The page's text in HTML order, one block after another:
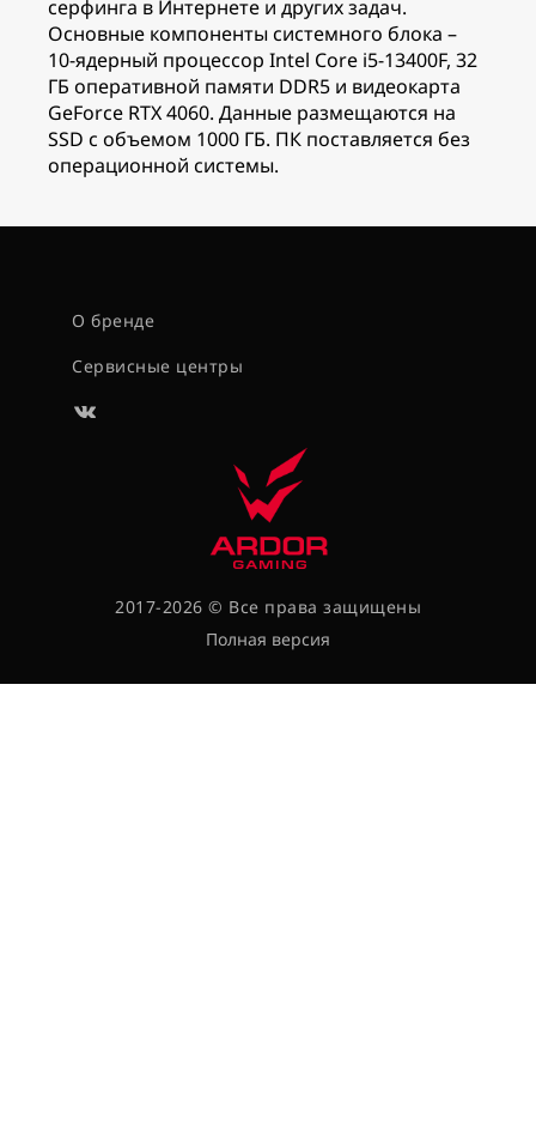
серфинга в Интернете и других задач.
Основные компоненты системного блока –
10-ядерный процессор Intel Core i5-13400F, 32
ГБ оперативной памяти DDR5 и видеокарта
GeForce RTX 4060. Данные размещаются на
SSD с объемом 1000 ГБ. ПК поставляется без
операционной системы.
О бренде
Сервисные центры
2017-2026 © Все права защищены
Полная версия